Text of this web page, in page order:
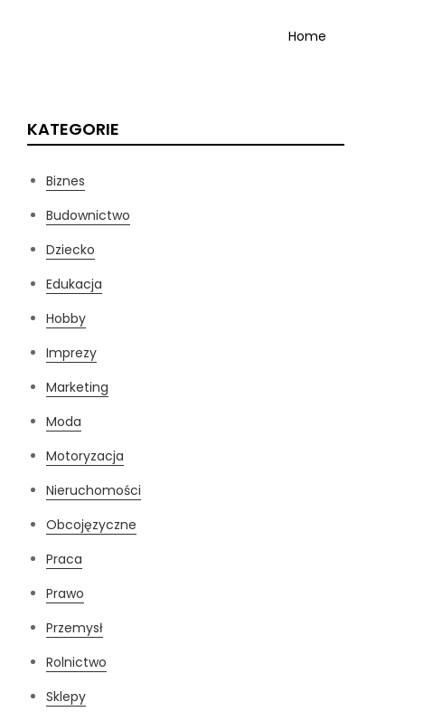
Home
KATEGORIE
Biznes
Budownictwo
Dziecko
Edukacja
Hobby
Imprezy
Marketing
Moda
Motoryzacja
Nieruchomości
Obcojęzyczne
Praca
Prawo
Przemysł
Rolnictwo
Sklepy